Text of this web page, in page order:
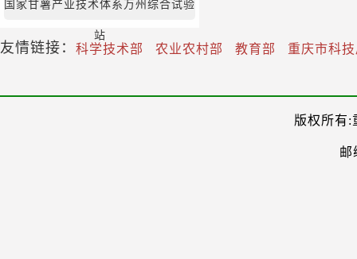
国家甘薯产业技术体系万州综合试验
站
友情链接： 科学技术部 农业农村部 教育部 重庆市科
版权所有:
邮